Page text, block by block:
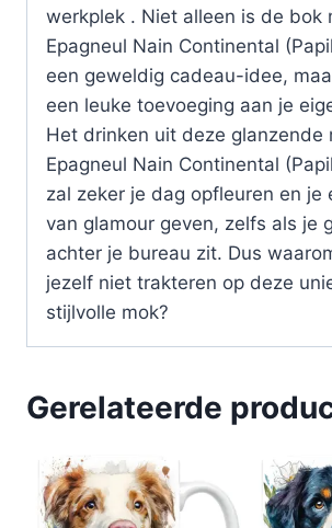
werkplek . Niet alleen is de bok
Epagneul Nain Continental
een geweldig cadeau-idee,
een leuke toevoeging aan je
Het drinken uit deze glanzende
Epagneul Nain Continental
zal zeker je dag opfleuren en je
van glamour geven, zelfs als je
achter je bureau zit. Dus
jezelf niet trakteren op deze
stijlvolle mok?
Gerelateerde